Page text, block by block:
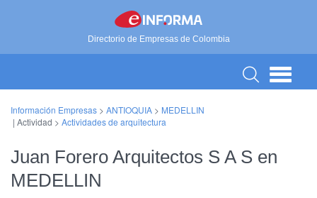
Directorio de Empresas de Colombia
Información Empresas > ANTIOQUIA > MEDELLIN
| Actividad > Actividades de arquitectura
Juan Forero Arquitectos S A S en
MEDELLIN